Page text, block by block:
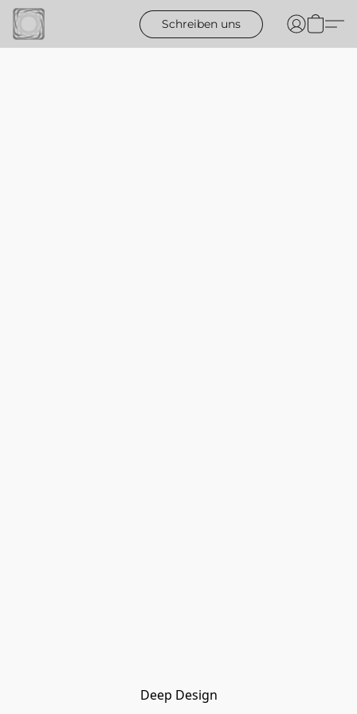
Schreiben uns
Deep Design